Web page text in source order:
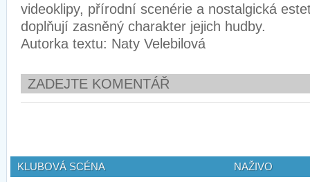
videoklipy, přírodní scenérie a nostalgická
doplňují zasněný charakter jejich hudby.
Autorka textu: Naty Velebilová
ZADEJTE KOMENTÁŘ
KLUBOVÁ SCÉNA NAŽIVO